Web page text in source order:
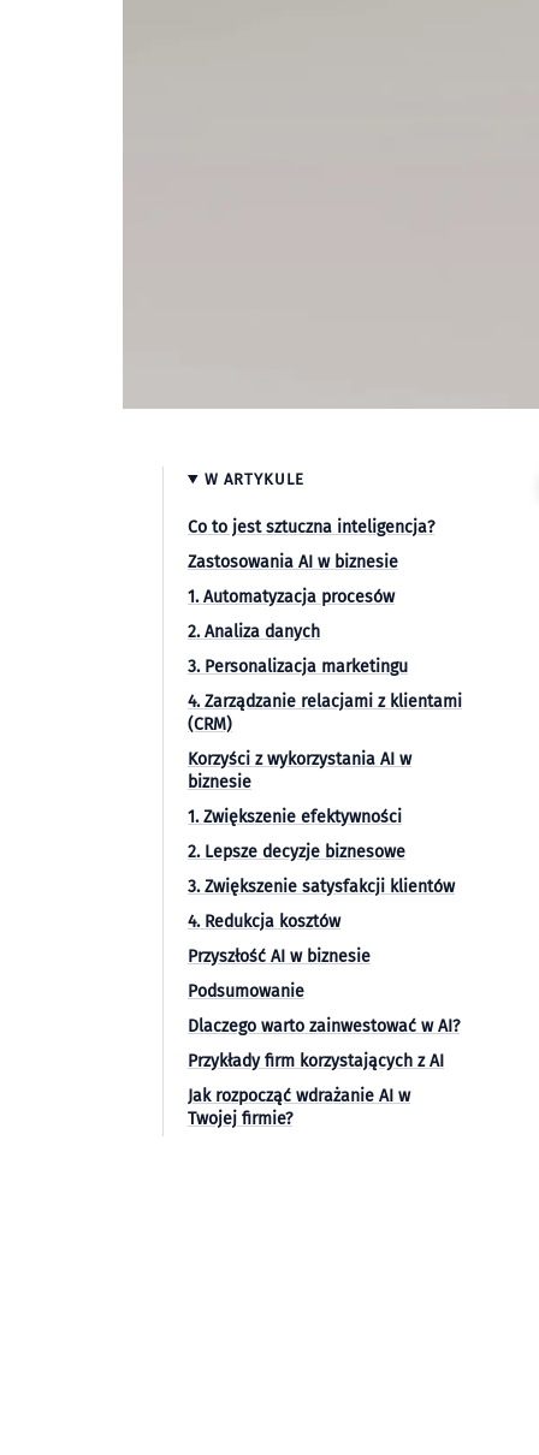
W ARTYKULE
Co to jest sztuczna inteligencja?
Zastosowania AI w biznesie
1. Automatyzacja procesów
2. Analiza danych
3. Personalizacja marketingu
4. Zarządzanie relacjami z klientami
(CRM)
Korzyści z wykorzystania AI w
biznesie
1. Zwiększenie efektywności
2. Lepsze decyzje biznesowe
3. Zwiększenie satysfakcji klientów
4. Redukcja kosztów
Przyszłość AI w biznesie
Podsumowanie
Dlaczego warto zainwestować w AI?
Przykłady firm korzystających z AI
Jak rozpocząć wdrażanie AI w
Twojej firmie?